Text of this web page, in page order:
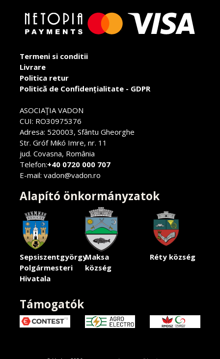
Termeni si conditii
Livrare
Politica retur
Politică de Confidențialitate - GDPR
ASOCIAŢIA VADON
CUI: RO30975376
Adresa: 520003, Sfântu Gheorghe
Str. Gróf Mikó Imre, nr. 11
jud. Covasna, România
Telefon:+40 0720 000 707
E-mail: vadon@vadon.ro
Alapító önkormányzatok
Sepsiszentgyörgy
Polgármesteri
Hivatala
Maksa
község
Réty község
Támogatók